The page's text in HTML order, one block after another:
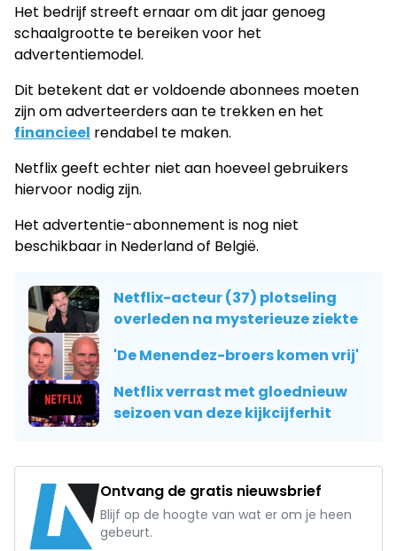
Het bedrijf streeft ernaar om dit jaar genoeg
schaalgrootte te bereiken voor het
advertentiemodel.
Dit betekent dat er voldoende abonnees moeten
zijn om adverteerders aan te trekken en het
financieel rendabel te maken.
Netflix geeft echter niet aan hoeveel gebruikers
hiervoor nodig zijn.
Het advertentie-abonnement is nog niet
beschikbaar in Nederland of België.
Netflix-acteur (37) plotseling
overleden na mysterieuze ziekte
'De Menendez-broers komen vrij'
Netflix verrast met gloednieuw
seizoen van deze kijkcijferhit
Ontvang de gratis nieuwsbrief
Blijf op de hoogte van wat er om je heen
gebeurt.